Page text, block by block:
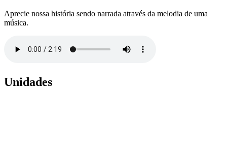
Aprecie nossa história sendo narrada através da melodia de uma
música.
Unidades